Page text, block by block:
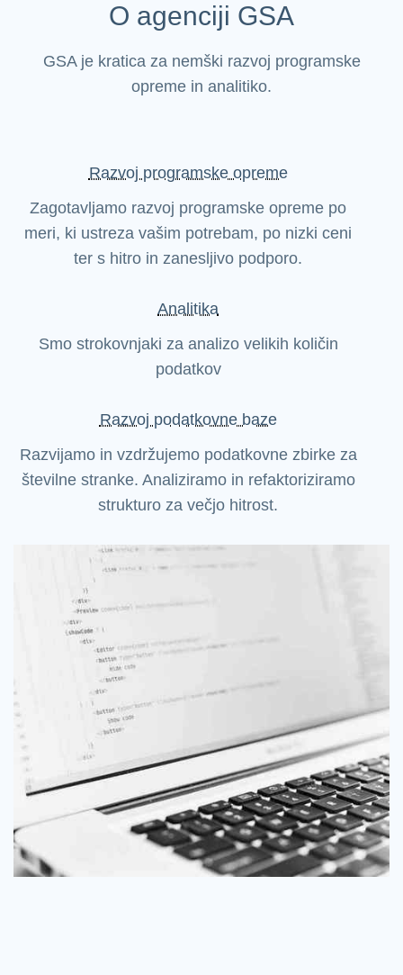
O agenciji GSA
GSA je kratica za nemški razvoj programske
opreme in analitiko.
Razvoj programske opreme
Zagotavljamo razvoj programske opreme po
meri, ki ustreza vašim potrebam, po nizki ceni
ter s hitro in zanesljivo podporo.
Analitika
Smo strokovnjaki za analizo velikih količin
podatkov
Razvoj podatkovne baze
Razvijamo in vzdržujemo podatkovne zbirke za
številne stranke. Analiziramo in refaktoriziramo
strukturo za večjo hitrost.